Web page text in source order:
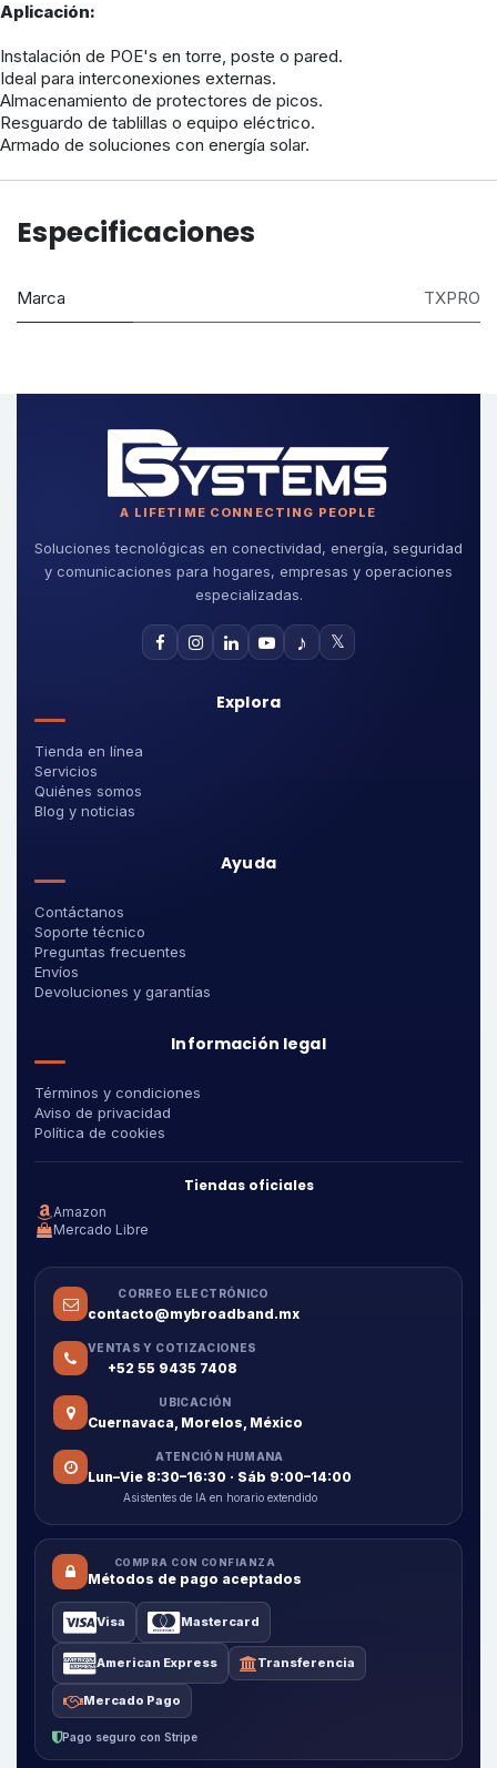
Aplicación:
Instalación de POE's en torre, poste o pared.
Ideal para interconexiones externas.
Almacenamiento de protectores de picos.
Resguardo de tablillas o equipo eléctrico.
Armado de soluciones con energía solar.
Especificaciones
Marca TXPRO
A LIFETIME CONNECTING PEOPLE
Soluciones tecnológicas en conectividad, energía, seguridad
y comunicaciones para hogares, empresas y operaciones
especializadas.
♪ 𝕏
Explora
Tienda en línea
Servicios
Quiénes somos
Blog y noticias
Ayuda
Contáctanos
Soporte técnico
Preguntas frecuentes
Envíos
Devoluciones y garantías
Información legal
Términos y condiciones
Aviso de privacidad
Política de cookies
Tiendas oficiales
Amazon
Mercado Libre
CORREO ELECTRÓNICO
contacto@mybroadband.mx
VENTAS Y COTIZACIONES
+52 55 9435 7408
UBICACIÓN
Cuernavaca, Morelos, México
ATENCIÓN HUMANA
Lun–Vie 8:30–16:30 · Sáb 9:00–14:00
Asistentes de IA en horario extendido
COMPRA CON CONFIANZA
Métodos de pago aceptados
Visa Mastercard
American Express Transferencia
Mercado Pago
Pago seguro con Stripe